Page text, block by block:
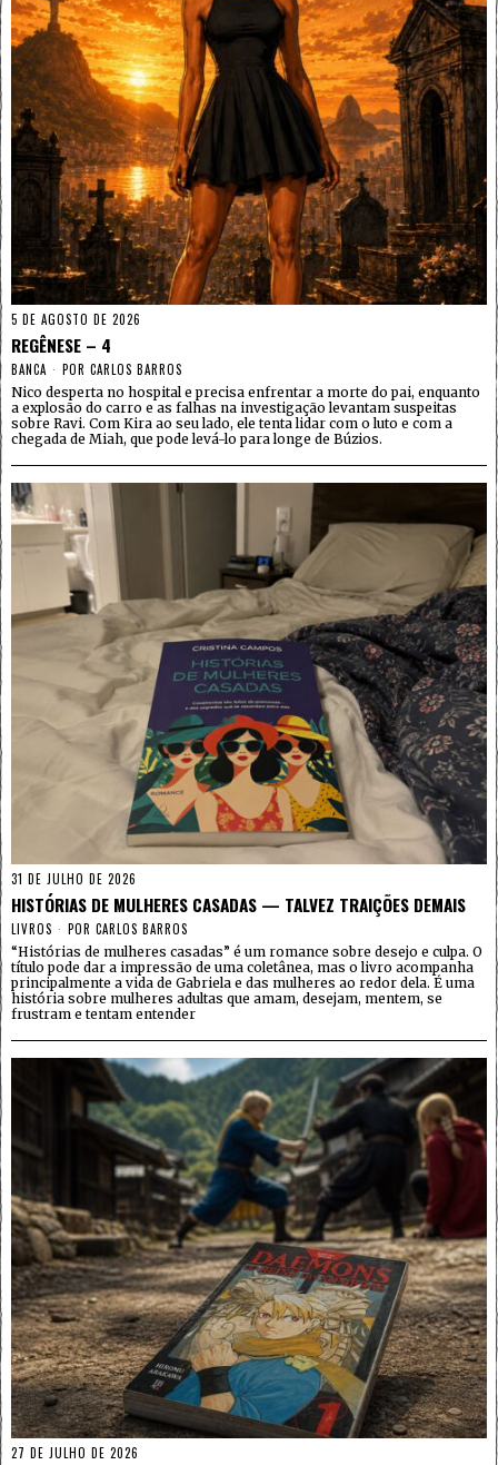
5 DE AGOSTO DE 2026
REGÊNESE – 4
BANCA POR CARLOS BARROS
Nico desperta no hospital e precisa enfrentar a morte do pai, enquanto
a explosão do carro e as falhas na investigação levantam suspeitas
sobre Ravi. Com Kira ao seu lado, ele tenta lidar com o luto e com a
chegada de Miah, que pode levá-lo para longe de Búzios.
31 DE JULHO DE 2026
HISTÓRIAS DE MULHERES CASADAS — TALVEZ TRAIÇÕES DEMAIS
LIVROS POR CARLOS BARROS
“Histórias de mulheres casadas” é um romance sobre desejo e culpa. O
título pode dar a impressão de uma coletânea, mas o livro acompanha
principalmente a vida de Gabriela e das mulheres ao redor dela. É uma
história sobre mulheres adultas que amam, desejam, mentem, se
frustram e tentam entender
27 DE JULHO DE 2026